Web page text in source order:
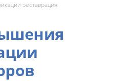
реставрация